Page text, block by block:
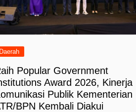
Daerah
Popular Government
Award 2026, Kinerja
Publik Kementerian
BPN Kembali Diakui